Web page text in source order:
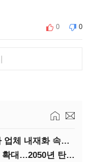
0 0
(영상)'배터리도 소재도' 완성차 업체 내재화 속도낸다
LG화학, 친환경 지속가능 사업 확대…2050년 탄소중립 달성